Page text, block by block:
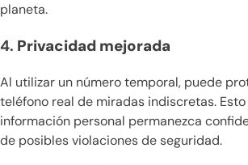
planeta.
4. Privacidad mejorada
Al utilizar un número temporal, puede
teléfono real de miradas indiscretas.
información personal permanezca
de posibles violaciones de seguridad.